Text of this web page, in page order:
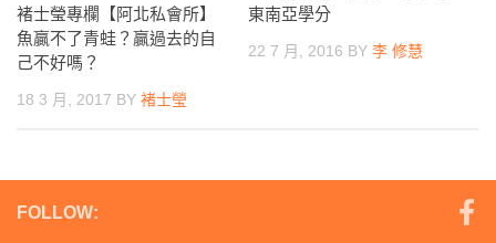
褚士瑩專欄【阿北私會所】
魚贏不了青蛙？贏過去的自
己不好嗎？
18 3 月, 2017 BY 褚士瑩
東南亞學分
22 7 月, 2016 BY 李 修慧
FOLLOW: